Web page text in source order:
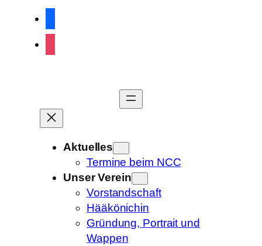
springen
Aktuelles
Termine beim NCC
Unser Verein
Vorstandschaft
Hääkönichin
Gründung, Portrait und
Wappen